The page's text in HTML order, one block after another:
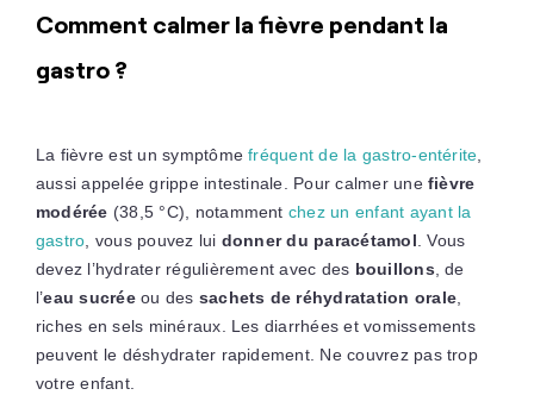
Comment calmer la fièvre pendant la
gastro ?
La fièvre est un symptômefréquent de la gastro-entérite
aussi appelée grippe intestinale. Pour calmer une fièvre
modérée (38,5 °C), notamment chez un enfant ayant la
gastro , vous pouvez lui donner du paracétamol . Vous
devez l’hydrater régulièrement avec des bouillons , de
l’eau sucréeou des sachets de réhydratation orale
riches en sels minéraux. Les diarrhées et vomissements
peuvent le déshydrater rapidement. Ne couvrez pas trop
votre enfant.